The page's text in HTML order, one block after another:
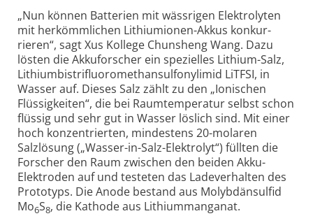
„Nun können Batterien mit wässrigen Elektrolyten
mit herkömmlichen Lithium­ionen-Akkus konkur­
rieren“, sagt Xus Kollege Chunsheng Wang. Dazu
lösten die Akkuforscher ein spezielles Lithium-Salz,
Lithium­bis­trifluoro­methan­sulfonyl­imid LiTFSI, in
Wasser auf. Dieses Salz zählt zu den „Ionischen
Flüssig­keiten“, die bei Raum­temperatur selbst schon
flüssig und sehr gut in Wasser löslich sind. Mit einer
hoch konzen­trierten, mindes­tens 20-molaren
Salzlösung („Wasser-in-Salz-Elektrolyt“) füllten die
Forscher den Raum zwischen den beiden Akku-
Elektroden auf und testeten das Ladeverhalten des
Prototyps. Die Anode bestand aus Molybdän­sulfid
Mo6S8, die Kathode aus Lithium­manganat.